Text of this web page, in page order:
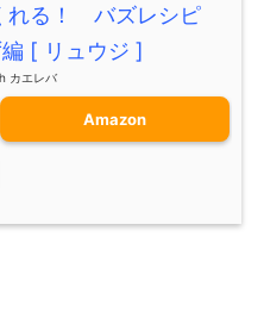
れる！ バズレシピ
[ リュウジ ]
カエレバ
Amazon